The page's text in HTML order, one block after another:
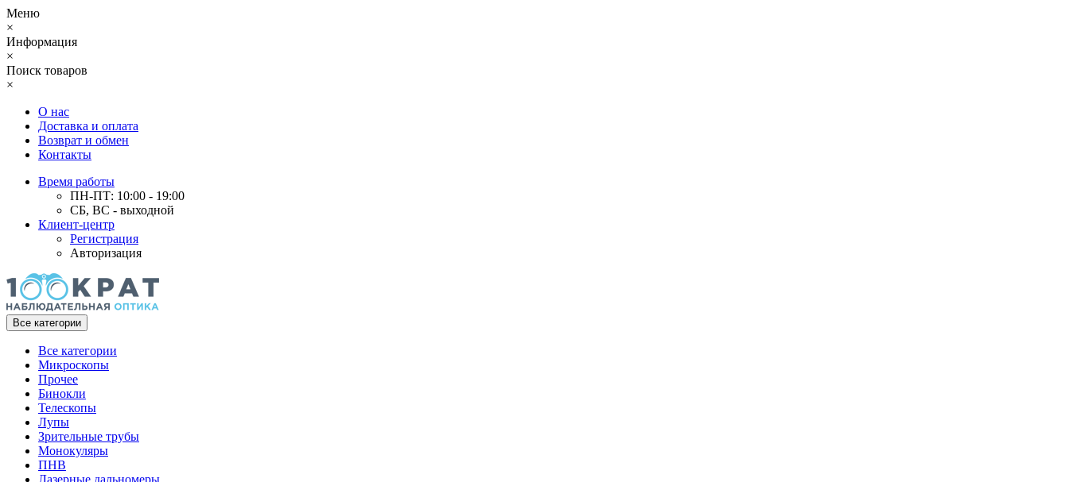
Меню
×
Информация
×
Поиск товаров
×
О нас
Доставка и оплата
Возврат и обмен
Контакты
Время работы
ПН-ПТ: 10:00 - 19:00
СБ, ВС - выходной
Клиент-центр
Регистрация
Авторизация
Все категории
Все категории
Микроскопы
Прочее
Бинокли
Телескопы
Лупы
Зрительные трубы
Монокуляры
ПНВ
Лазерные дальномеры